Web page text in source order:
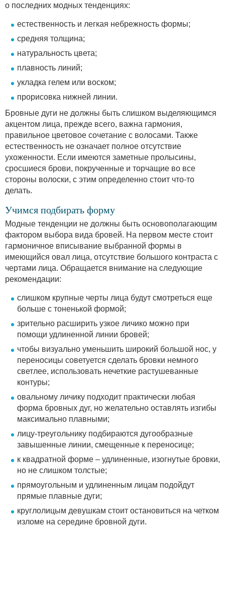
о последних модных тенденциях:
естественность и легкая небрежность формы;
средняя толщина;
натуральность цвета;
плавность линий;
укладка гелем или воском;
прорисовка нижней линии.
Бровные дуги не должны быть слишком выделяющимся
акцентом лица, прежде всего, важна гармония,
правильное цветовое сочетание с волосами. Также
естественность не означает полное отсутствие
ухоженности. Если имеются заметные пролысины,
сросшиеся брови, покрученные и торчащие во все
стороны волоски, с этим определенно стоит что-то
делать.
Учимся подбирать форму
Модные тенденции не должны быть основополагающим
фактором выбора вида бровей. На первом месте стоит
гармоничное вписывание выбранной формы в
имеющийся овал лица, отсутствие большого контраста с
чертами лица. Обращается внимание на следующие
рекомендации:
слишком крупные черты лица будут смотреться еще
больше с тоненькой формой;
зрительно расширить узкое личико можно при
помощи удлиненной линии бровей;
чтобы визуально уменьшить широкий большой нос, у
переносицы советуется сделать бровки немного
светлее, использовать нечеткие растушеванные
контуры;
овальному личику подходит практически любая
форма бровных дуг, но желательно оставлять изгибы
максимально плавными;
лицу-треугольнику подбираются дугообразные
завышенные линии, смещенные к переносице;
к квадратной форме – удлиненные, изогнутые бровки,
но не слишком толстые;
прямоугольным и удлиненным лицам подойдут
прямые плавные дуги;
круглолицым девушкам стоит остановиться на четком
изломе на середине бровной дуги.